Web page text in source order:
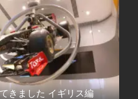
きました イギリス編